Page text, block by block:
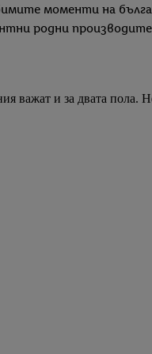
моменти на
родни
важат и за двата пола.